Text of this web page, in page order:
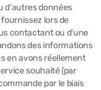
d'autres données
lors de
contactant ou d'une
des informations
en avons réellement
souhaité (par
par le biais